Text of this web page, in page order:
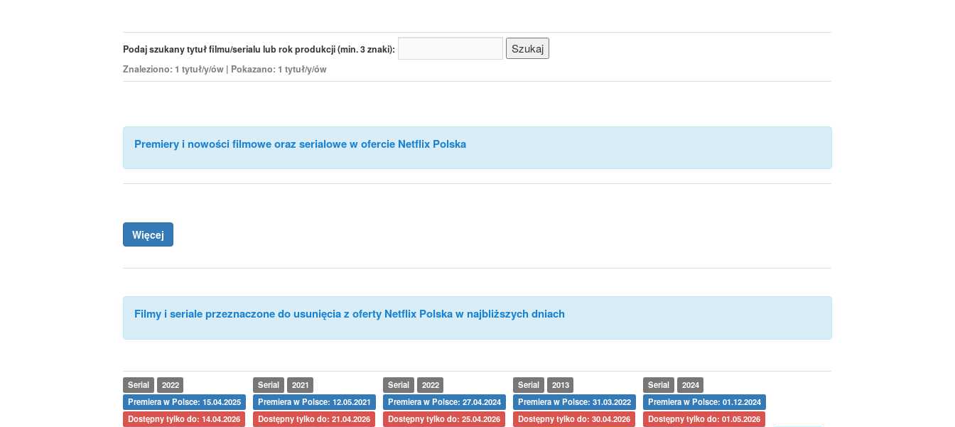
Podaj szukany tytuł filmu/serialu lub rok produkcji (min. 3 znaki):
Znaleziono: 1 tytuł/y/ów | Pokazano: 1 tytuł/y/ów
Premiery i nowości filmowe oraz serialowe w ofercie Netflix Polska
Więcej
Filmy i seriale przeznaczone do usunięcia z oferty Netflix Polska w najbliższych dniach
Serial
2022
Premiera w Polsce: 15.04.2025
Dostępny tylko do: 14.04.2026
Serial
2021
Premiera w Polsce: 12.05.2021
Dostępny tylko do: 21.04.2026
Serial
2022
Premiera w Polsce: 27.04.2024
Dostępny tylko do: 25.04.2026
Serial
2013
Premiera w Polsce: 31.03.2022
Dostępny tylko do: 30.04.2026
Serial
2024
Premiera w Polsce: 01.12.2024
Dostępny tylko do: 01.05.2026